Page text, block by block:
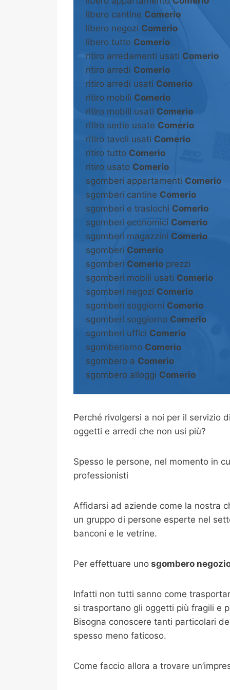
libero cantine Comerio
libero negozi Comerio
libero tutto Comerio
ritiro arredamenti usati Comerio
ritiro arredi Comerio
ritiro arredi usati Comerio
ritiro mobili Comerio
ritiro mobili usati Comerio
ritiro sedie usate Comerio
ritiro tavoli usati Comerio
ritiro tutto Comerio
ritiro usato Comerio
sgomberi appartamenti Comerio
sgomberi cantine Comerio
sgomberi e traslochi Comerio
sgomberi economici Comerio
sgomberi magazzini Comerio
sgomberi Comerio
sgomberi Comerio prezzi
sgomberi mobili usati Comerio
sgomberi negozi Comerio
sgomberi soggiorni Comerio
sgomberi soggiorno Comerio
sgomberi uffici Comerio
sgomberiamo Comerio
sgombero a Comerio
sgombero alloggi Comerio
Perché rivolgersi a noi per il servizio di
oggetti e arredi che non usi più?
Spesso le persone, nel momento in
professionisti
Affidarsi ad aziende come la nostra
un gruppo di persone esperte nel
banconi e le vetrine.
Per effettuare uno sgombero
Infatti non tutti sanno come
si trasportano gli oggetti più fragili e
Bisogna conoscere tanti particolari
spesso meno faticoso.
Come faccio allora a trovare